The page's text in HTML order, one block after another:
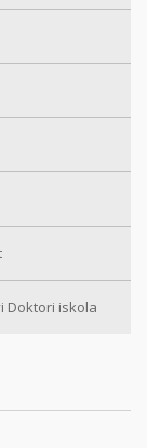
Doktori iskola